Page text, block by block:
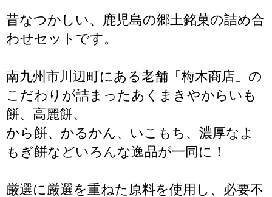
昔なつかしい、鹿児島の郷土銘菓の詰め合
わせセットです。
南九州市川辺町にある老舗「梅木商店」の
こだわりが詰まったあくまきやからいも
餅、高麗餅、
から餅、かるかん、いこもち、濃厚なよ
もぎ餅などいろんな逸品が一同に！
厳選に厳選を重ねた原料を使用し、必要不